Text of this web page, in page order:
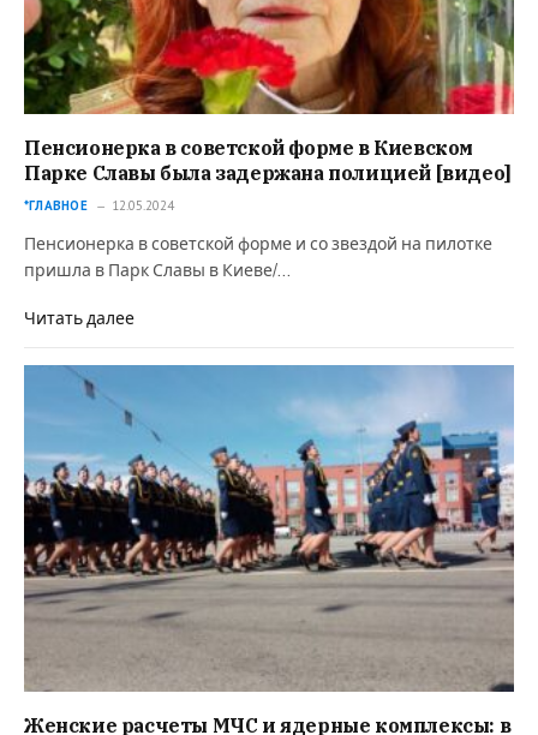
Пенсионерка в советской форме в Киевском
Парке Славы была задержана полицией [видео]
*ГЛАВНОЕ 12.05.2024
Пенсионерка в советской форме и со звездой на пилотке
пришла в Парк Славы в Киеве/…
Читать далее
Женские расчеты МЧС и ядерные комплексы: в